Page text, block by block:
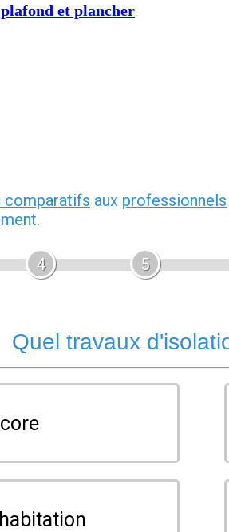
et plancher
comparatifs aux professionnels
4 5
Quel travaux